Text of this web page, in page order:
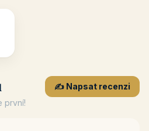
první!
✍️ Napsat recenzi